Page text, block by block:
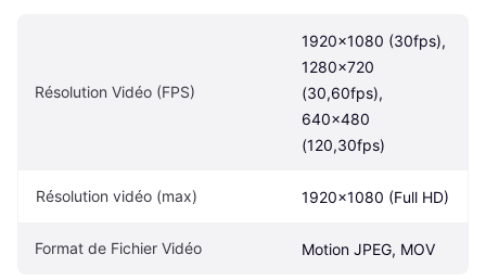
Résolution Vidéo (FPS)
1920x1080 (30fps),
1280x720
(30,60fps),
640x480
(120,30fps)
Résolution vidéo (max) 1920x1080 (Full HD)
Format de Fichier Vidéo Motion JPEG, MOV